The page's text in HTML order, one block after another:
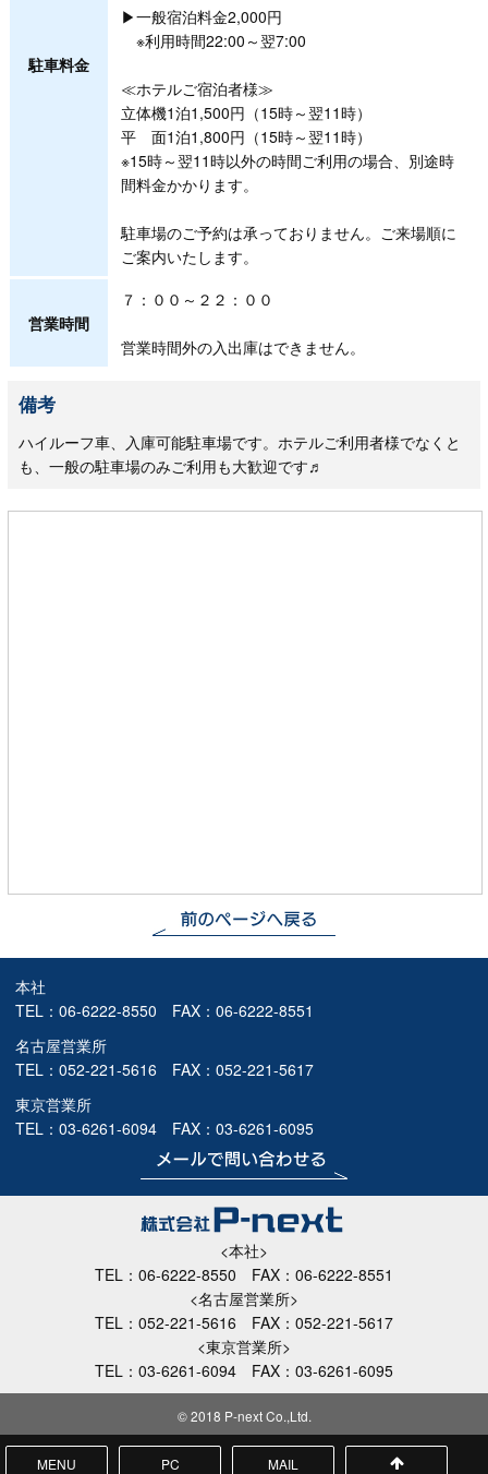
駐車料金
▶一般宿泊料金2,000円
※利用時間22:00～翌7:00
≪ホテルご宿泊者様≫
立体機1泊1,500円（15時～翌11時）
平 面1泊1,800円（15時～翌11時）
※15時～翌11時以外の時間ご利用の場合、別途時
間料金かかります。
駐車場のご予約は承っておりません。ご来場順に
ご案内いたします。
営業時間
７：００～２２：００
営業時間外の入出庫はできません。
備考
ハイルーフ車、入庫可能駐車場です。ホテルご利用者様でなくと
も、一般の駐車場のみご利用も大歓迎です♬
本社
TEL： 06-6222-8550 FAX：06-6222-8551
名古屋営業所
TEL： 052-221-5616 FAX：052-221-5617
東京営業所
TEL： 03-6261-6094 FAX：03-6261-6095
<本社>
TEL： 06-6222-8550 FAX：06-6222-8551
<名古屋営業所>
TEL： 052-221-5616 FAX：052-221-5617
<東京営業所>
TEL： 03-6261-6094 FAX：03-6261-6095
© 2018 P-next Co.,Ltd.
MENU PC MAIL